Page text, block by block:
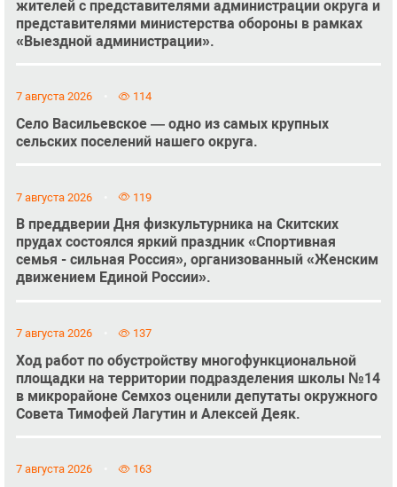
жителей с представителями администрации округа и
представителями министерства обороны в рамках
«Выездной администрации».
7 августа 2026 114
Село Васильевское — одно из самых крупных
сельских поселений нашего округа.
7 августа 2026 119
В преддверии Дня физкультурника на Скитских
прудах состоялся яркий праздник «Спортивная
семья - сильная Россия», организованный «Женским
движением Единой России».
7 августа 2026 137
Ход работ по обустройству многофункциональной
площадки на территории подразделения школы №14
в микрорайоне Семхоз оценили депутаты окружного
Совета Тимофей Лагутин и Алексей Деяк.
7 августа 2026 163